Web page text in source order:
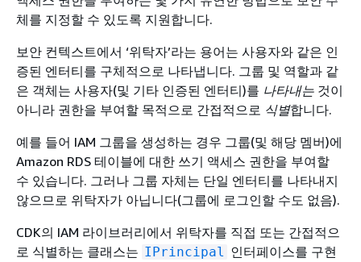
체를 지정할 수 있도록 지원합니다.
보안 컨텍스트에서 ‘위탁자’라는 용어는 사용자와 같은 인
증된 엔터티를 구체적으로 나타냅니다. 그룹 및 역할과 같
은 객체는 사용자(및 기타 인증된 엔터티)를 나타내는 것이
아니라 권한을 부여할 목적으로 간접적으로 식별합니다.
예를 들어 IAM 그룹을 생성하는 경우 그룹(및 해당 멤버)에
Amazon RDS 테이블에 대한 쓰기 액세스 권한을 부여할
수 있습니다. 그러나 그룹 자체는 단일 엔터티를 나타내지
않으므로 위탁자가 아닙니다(그룹에 로그인할 수도 없음).
CDK의 IAM 라이브러리에서 위탁자를 직접 또는 간접적으
로 식별하는 클래스는 IPrincipal
인터페이스를 구현